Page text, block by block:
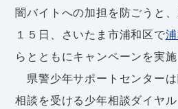
闇バイトへの加担を防ごうと
１５日、さいたま市浦和区で
らとともにキャンペーンを実施
県警少年サポートセンター
相談を受ける少年相談ダイヤ